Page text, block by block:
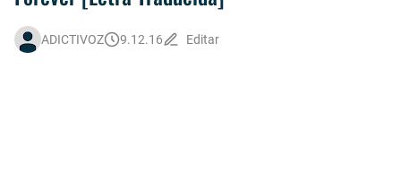
ADICTIVOZ 9.12.16 Editar